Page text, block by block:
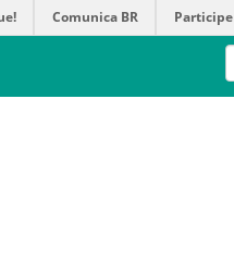
Comunica BR Participe